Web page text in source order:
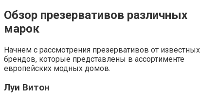
Обзор презервативов различных
марок
Начнем с рассмотрения презервативов от известных
брендов, которые представлены в ассортименте
европейских модных домов.
Луи Витон